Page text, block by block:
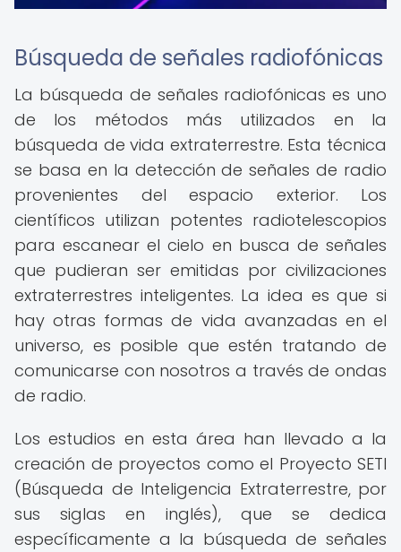
Búsqueda de señales radiofónicas
La búsqueda de señales radiofónicas es uno
de los métodos más utilizados en la
búsqueda de vida extraterrestre. Esta técnica
se basa en la detección de señales de radio
provenientes del espacio exterior. Los
científicos utilizan potentes radiotelescopios
para escanear el cielo en busca de señales
que pudieran ser emitidas por civilizaciones
extraterrestres inteligentes. La idea es que si
hay otras formas de vida avanzadas en el
universo, es posible que estén tratando de
comunicarse con nosotros a través de ondas
de radio.
Los estudios en esta área han llevado a la
creación de proyectos como el Proyecto SETI
(Búsqueda de Inteligencia Extraterrestre, por
sus siglas en inglés), que se dedica
específicamente a la búsqueda de señales